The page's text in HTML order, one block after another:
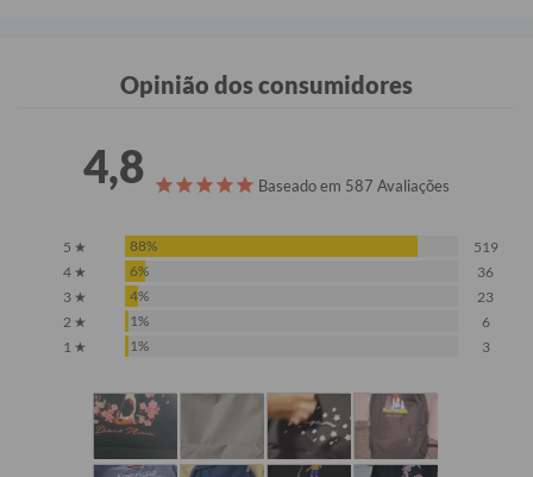
Opinião dos consumidores
4,8 Baseado em 587 Avaliações
5 ★ 88%
519
4 ★
6%
36
3 ★
4%
23
2 ★
1%
6
1 ★
1% 3